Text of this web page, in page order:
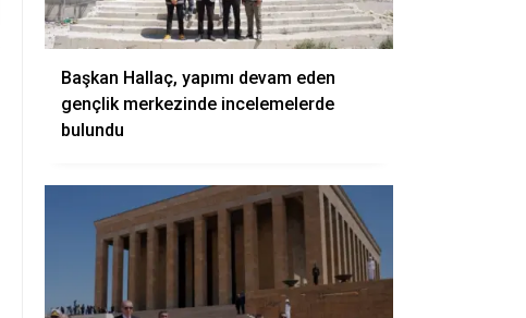
Başkan Hallaç, yapımı devam eden
gençlik merkezinde incelemelerde
bulundu